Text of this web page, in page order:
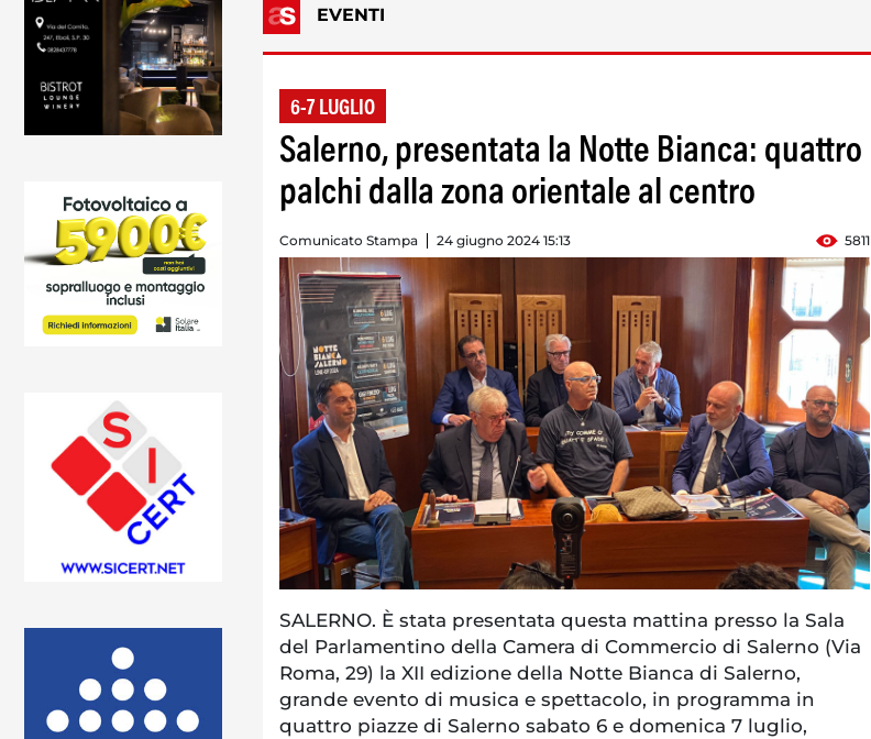
EVENTI
6-7 LUGLIO
Salerno, presentata la Notte Bianca: quattro
palchi dalla zona orientale al centro
Comunicato Stampa 24 giugno 2024 15:13 5811
SALERNO. È stata presentata questa mattina presso la Sala
del Parlamentino della Camera di Commercio di Salerno (Via
Roma, 29) la XII edizione della Notte Bianca di Salerno,
grande evento di musica e spettacolo, in programma in
quattro piazze di Salerno sabato 6 e domenica 7 luglio,